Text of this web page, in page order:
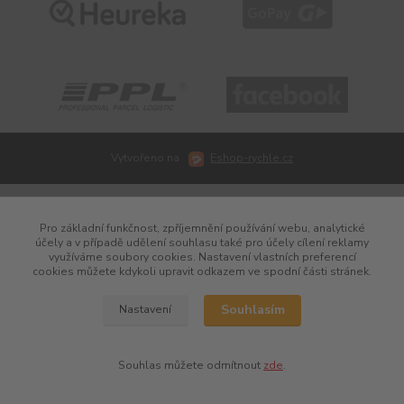
Pro základní funkčnost, zpříjemnění používání webu, analytické
účely a v případě udělení souhlasu také pro účely cílení reklamy
využíváme soubory cookies. Nastavení vlastních preferencí
cookies můžete kdykoli upravit odkazem ve spodní části stránek.
Nastavení Souhlasím
Souhlas můžete odmítnout zde.